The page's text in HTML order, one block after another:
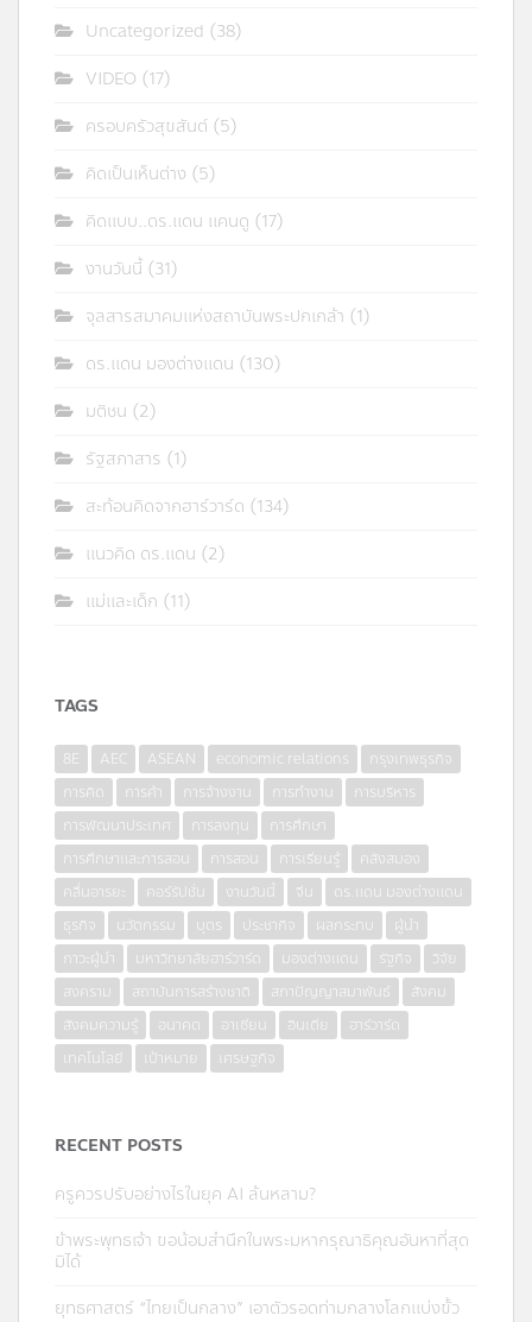
Uncategorized (38)
VIDEO (17)
ครอบครัวสุขสันต์ (5)
คิดเป็นเห็นต่าง (5)
คิดแบบ..ดร.แดน แคนดู (17)
งานวันนี้ (31)
จุลสารสมาคมแห่งสถาบันพระปกเกล้า (1)
ดร.แดน มองต่างแดน (130)
มติชน (2)
รัฐสภาสาร (1)
สะท้อนคิดจากฮาร์วาร์ด (134)
แนวคิด ดร.แดน (2)
แม่และเด็ก (11)
TAGS
8E AEC ASEAN economic relations
กรุงเทพธุรกิจ
การคิด
การค้า การจ้างงาน การทำงาน
การบริหาร
การพัฒนาประเทศ
การลงทุน
การศึกษา
การศึกษาและการสอน
การสอน การเรียนรู้
คลังสมอง
คลื่นอารยะ
คอร์รัปชั่น งานวันนี้ จีน
ดร.แดน มองต่างแดน
ธุรกิจ
นวัตกรรม บุตร ประชากิจ ผลกระทบ
ผู้นำ
ภาวะผู้นำ
มหาวิทยาลัยฮาร์วาร์ด มองต่างแดน รัฐกิจ
วิจัย
สงคราม
สถาบันการสร้างชาติ สภาปัญญาสมาพันธ์
สังคม
สังคมความรู้
อนาคต อาเซียน อินเดีย
ฮาร์วาร์ด
เทคโนโลยี
เป้าหมาย เศรษฐกิจ
RECENT POSTS
ครูควรปรับอย่างไรในยุค AI ล้นหลาม?
ข้าพระพุทธเจ้า ขอน้อมสำนึกในพระมหากรุณาธิคุณอันหาที่สุด
มิได้
ยุทธศาสตร์ “ไทยเป็นกลาง” เอาตัวรอดท่ามกลางโลกแบ่งขั้ว